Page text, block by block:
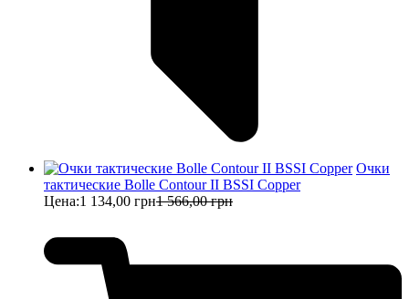
Очки
тактические Bolle Contour II BSSI Copper
Цена:1 134,00 грн1 566,00 грн